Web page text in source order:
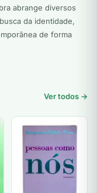
abrange diversos
da identidade,
de forma
Ver todos →